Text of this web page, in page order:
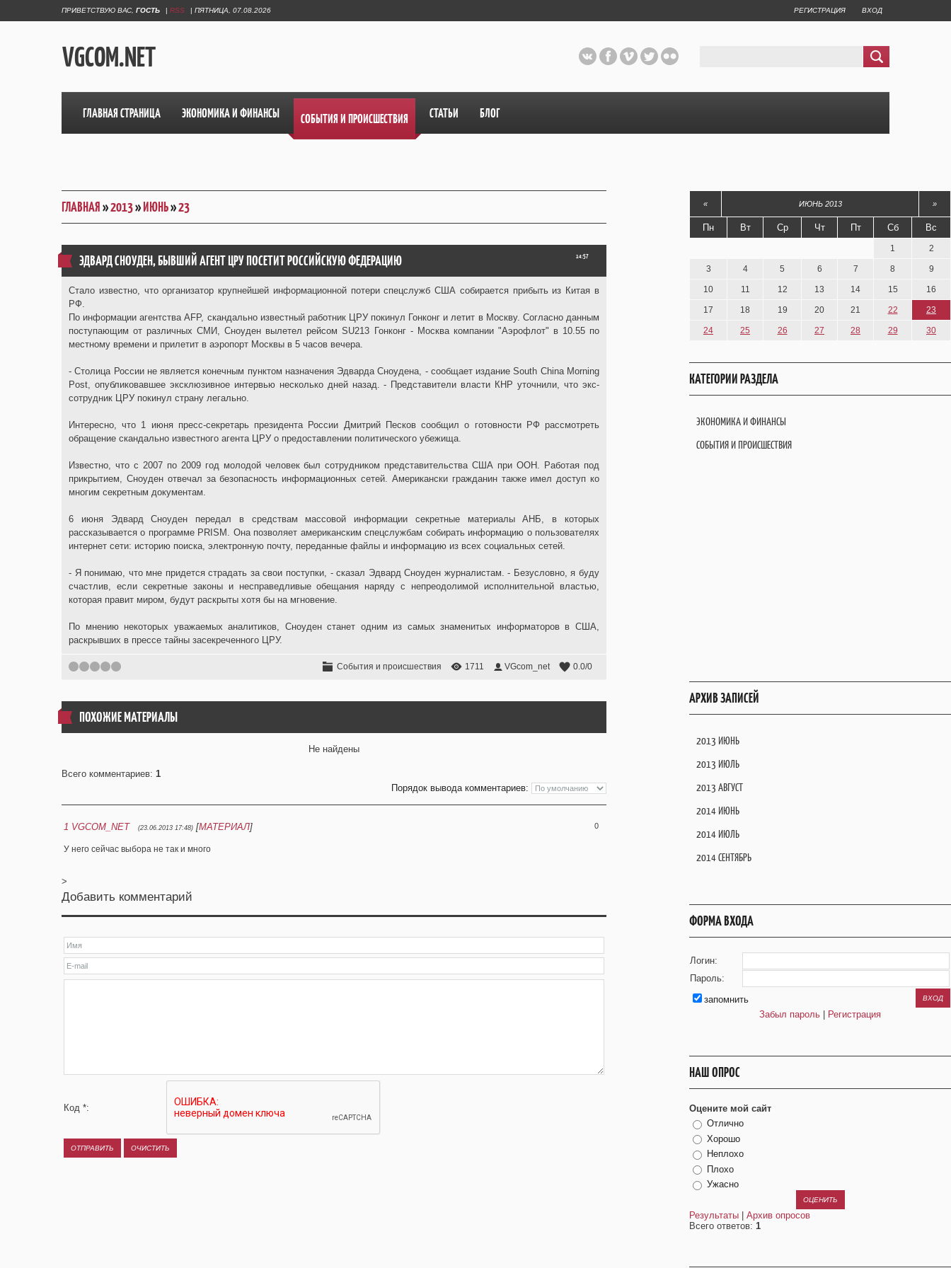
ПРИВЕТСТВУЮ ВАС ГОСТЬ | RSS | ПЯТНИЦА, 07.08.2026 РЕГИСТРАЦИЯ ВХОД
VGCOM.NET
ГЛАВНАЯ СТРАНИЦА ЭКОНОМИКА И ФИНАНСЫ СОБЫТИЯ И ПРОИСШЕСТВИЯ СТАТЬИ БЛОГ
ГЛАВНАЯ»2013»ИЮНЬ»23
14:57
ЭДВАРД СНОУДЕН, БЫВШИЙ АГЕНТ ЦРУ ПОСЕТИТ РОССИЙСКУЮ ФЕДЕРАЦИЮ
Стало известно, что организатор крупнейшей информационной потери спецслужб США собирается прибыть из Китая в
РФ.
По информации агентства AFP, скандально известный работник ЦРУ покинул Гонконг и летит в Москву. Согласно данным
поступающим от различных СМИ, Сноуден вылетел рейсом SU213 Гонконг - Москва компании "Аэрофлот" в 10.55 по
местному времени и прилетит в аэропорт Москвы в 5 часов вечера.
- Столица России не является конечным пунктом назначения Эдварда Сноудена, - сообщает издание South China Morning
Post, опубликовавшее эксклюзивное интервью несколько дней назад. - Представители власти КНР уточнили, что экс-
сотрудник ЦРУ покинул страну легально.
Интересно, что 1 июня пресс-секретарь президента России Дмитрий Песков сообщил о готовности РФ рассмотреть
обращение скандально известного агента ЦРУ о предоставлении политического убежища.
Известно, что с 2007 по 2009 год молодой человек был сотрудником представительства США при ООН. Работая под
прикрытием, Сноуден отвечал за безопасность информационных сетей. Американски гражданин также имел доступ ко
многим секретным документам.
6 июня Эдвард Сноуден передал в средствам массовой информации секретные материалы АНБ, в которых
рассказывается о программе PRISM. Она позволяет американским спецслужбам собирать информацию о пользователях
интернет сети: историю поиска, электронную почту, переданные файлы и информацию из всех социальных сетей.
- Я понимаю, что мне придется страдать за свои поступки, - сказал Эдвард Сноуден журналистам. - Безусловно, я буду
счастлив, если секретные законы и несправедливые обещания наряду с непреодолимой исполнительной властью,
которая правит миром, будут раскрыты хотя бы на мгновение.
По мнению некоторых уважаемых аналитиков, Сноуден станет одним из самых знаменитых информаторов в США,
раскрывших в прессе тайны засекреченного ЦРУ.
1 2 3 4 События и происшествия 1711 VGcom_net 0.0/0
ПОХОЖИЕ МАТЕРИАЛЫ
Не найдены
Всего комментариев: 1
Порядок вывода комментариев:
0
1 VGCOM_NET (23.06.2013 17:48) [МАТЕРИАЛ]
У него сейчас выбора не так и много
>
Добавить комментарий
Код *:
« ИЮНЬ 2013 »
Пн Вт Ср Чт Пт Сб Вс
1 2
3 4 5 6 7 8 9
10 11 12 13 14 15 16
17 18 19 20 21 22 23
24 25 26 27 28 29 30
КАТЕГОРИИ РАЗДЕЛА
ЭКОНОМИКА И ФИНАНСЫ
СОБЫТИЯ И ПРОИСШЕСТВИЯ
АРХИВ ЗАПИСЕЙ
2013 ИЮНЬ
2013 ИЮЛЬ
2013 АВГУСТ
2014 ИЮНЬ
2014 ИЮЛЬ
2014 СЕНТЯБРЬ
ФОРМА ВХОДА
Логин:
Пароль:
запомнить
Забыл пароль
Регистрация
НАШ ОПРОС
Оцените мой сайт
Отлично
Хорошо
Неплохо
Плохо
Ужасно
Результаты
Архив опросов
Всего ответов: 1